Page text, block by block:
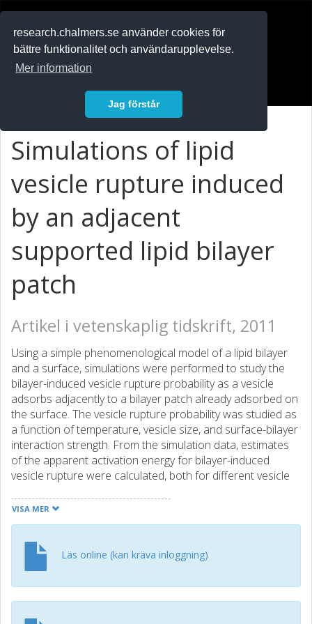
research.chalmers.se använder cookies för
bättre funktionalitet och användarupplevelse.
Mer information
Jag förstår
Simulations of lipid
vesicle rupture induced
by an adjacent
supported lipid bilayer
patch
Artikel i vetenskaplig tidskrift, 2011
Using a simple phenomenological model of a lipid bilayer
and a surface, simulations were performed to study the
bilayer-induced vesicle rupture probability as a vesicle
adsorbs adjacently to a bilayer patch already adsorbed on
the surface. The vesicle rupture probability was studied as
a function of temperature, vesicle size, and surface-bilayer
interaction strength. From the simulation data, estimates
of the apparent activation energy for bilayer-induced
vesicle rupture were calculated, both for different vesicle
strengths.
VISA MER
Läs online (kan kräva inloggning)